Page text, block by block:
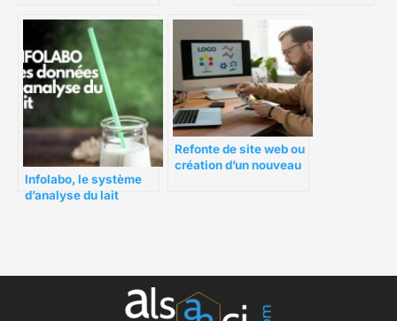
Infolabo, le système
d’analyse du lait
Refonte de site web ou
création d’un nouveau